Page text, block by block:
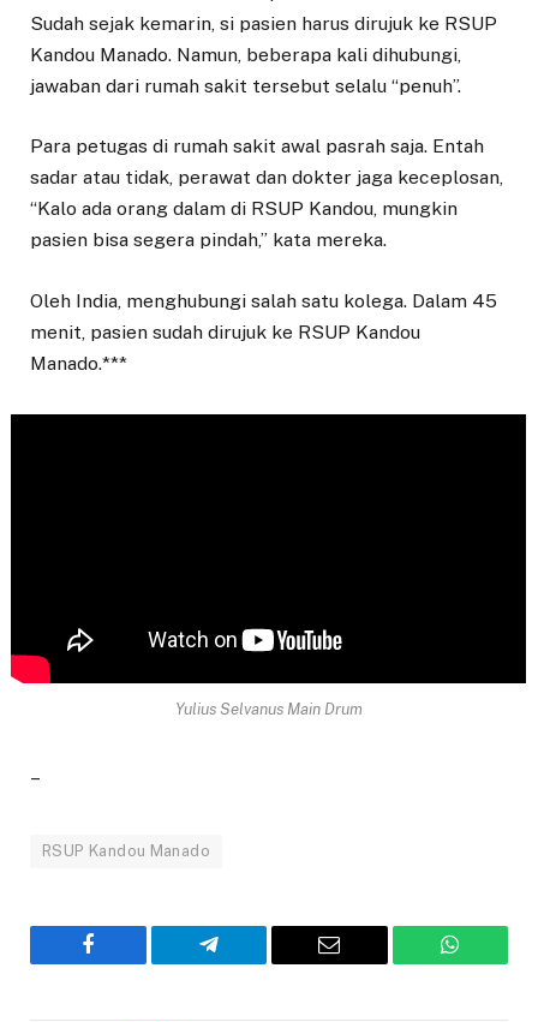
Sudah sejak kemarin, si pasien harus dirujuk ke RSUP
Kandou Manado. Namun, beberapa kali dihubungi,
jawaban dari rumah sakit tersebut selalu “penuh”.
Para petugas di rumah sakit awal pasrah saja. Entah
sadar atau tidak, perawat dan dokter jaga keceplosan,
“Kalo ada orang dalam di RSUP Kandou, mungkin
pasien bisa segera pindah,” kata mereka.
Oleh India, menghubungi salah satu kolega. Dalam 45
menit, pasien sudah dirujuk ke RSUP Kandou
Manado.***
Yulius Selvanus Main Drum
–
RSUP Kandou Manado
Facebook Telegram Email